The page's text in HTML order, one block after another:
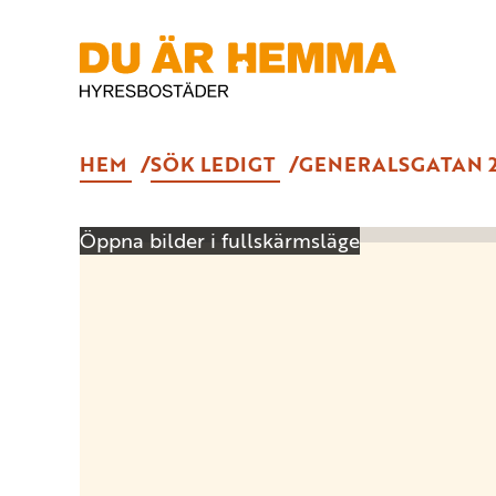
HEM SÖK LEDIGT GENERALSGATAN
Öppna bilder i fullskärmsläge